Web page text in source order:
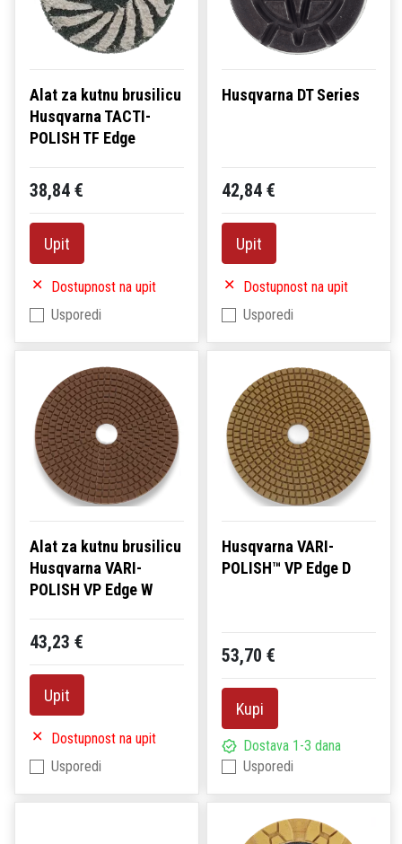
Alat za kutnu brusilicu
Husqvarna TACTI-
POLISH TF Edge
38,84 €
Upit
Dostupnost na upit
Usporedi
Husqvarna DT Series
42,84 €
Upit
Dostupnost na upit
Usporedi
Alat za kutnu brusilicu
Husqvarna VARI-
POLISH VP Edge W
43,23 €
Upit
Dostupnost na upit
Usporedi
Husqvarna VARI-
POLISH™ VP Edge D
53,70 €
Kupi
Dostava 1-3 dana
Usporedi